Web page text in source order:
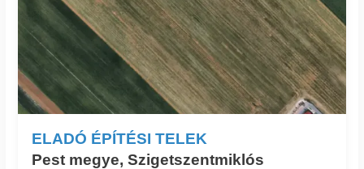
ELADÓ ÉPÍTÉSI TELEK
Pest megye, Szigetszentmiklós